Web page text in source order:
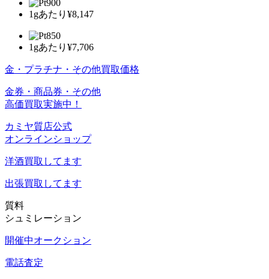
1gあたり ¥8,147
1gあたり ¥7,706
金・プラチナ・その他買取価格
金券・商品券・その他
高価買取実施中！
カミヤ質店公式
オンラインショップ
洋酒買取してます
出張買取 してます
質料
シュミレーション
開催中オークション
電話査定